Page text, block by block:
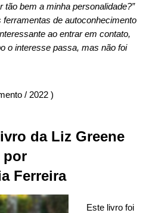
tão bem a minha personalidade?”
de autoconhecimento
ao entrar em contato,
o interesse passa, mas não foi
/ 2022 )
da Liz Greene
por
Ferreira
Este livro foi